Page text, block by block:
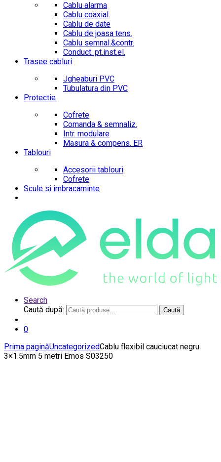
Cablu alarma
Cablu coaxial
Cablu de date
Cablu de joasa tens.
Cablu semnal.&contr.
Conduct. pt.inst.el.
Trasee cabluri
Jgheaburi PVC
Tubulatura din PVC
Protectie
Cofrete
Comanda & semnaliz.
Intr. modulare
Masura & compens. ER
Tablouri
Accesorii tablouri
Cofrete
Scule si imbracaminte
Search
Caută după:
Caută
0
Prima paginăUncategorizedCablu flexibil cauciucat negru
3×1.5mm 5 metri Emos S03250